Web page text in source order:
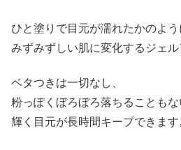
ひと塗りで目元が濡れたかのよう
みずみずしい肌に変化するジェル
ベタつきは一切なし、
粉っぽくぼろぼろ落ちることも
輝く目元が長時間キープできます